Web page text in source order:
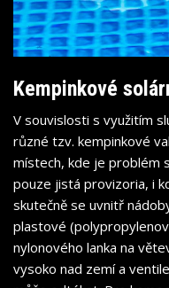
Kempinkové
V souvislosti s využitím
různé tzv. kempinkové
místech, kde je problém
pouze jistá provizoria, i
skutečně se uvnitř
plastové
nylonového lanka na
vysoko nad zemí a